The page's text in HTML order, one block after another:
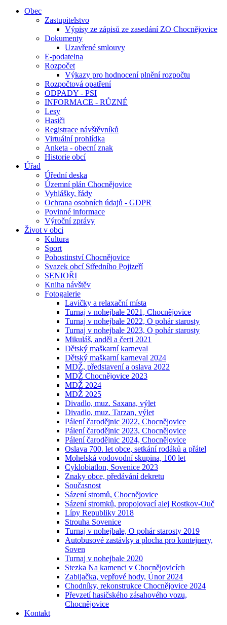
Obec
Zastupitelstvo
Výpisy ze zápisů ze zasedání ZO Chocnějovice
Dokumenty
Uzavřené smlouvy
E-podatelna
Rozpočet
Výkazy pro hodnocení plnění rozpočtu
Rozpočtová opatření
ODPADY - PSI
INFORMACE - RŮZNÉ
Lesy
Hasiči
Registrace návštěvníků
Virtuální prohlídka
Anketa - obecní znak
Historie obcí
Úřad
Úřední deska
Územní plán Chocnějovice
Vyhlášky, řády
Ochrana osobních údajů - GDPR
Povinné informace
Výroční zprávy
Život v obci
Kultura
Sport
Pohostinství Chocnějovice
Svazek obcí Středního Pojizeří
SENIOŘI
Kniha návštěv
Fotogalerie
Lavičky a relaxační místa
Turnaj v nohejbale 2021, Chocnějovice
Turnaj v nohejbale 2022, O pohár starosty
Turnaj v nohejbale 2023, O pohár starosty
Mikuláš, anděl a čerti 2021
Dětský maškarní karneval
Dětský maškarní karneval 2024
MDŽ, představení a oslava 2022
MDŽ Chocnějovice 2023
MDŽ 2024
MDŽ 2025
Divadlo, muz. Saxana, výlet
Divadlo, muz. Tarzan, výlet
Pálení čarodějnic 2022, Chocnějovice
Pálení čarodějnic 2023, Chocnějovice
Pálení čarodějnic 2024, Chocnějovice
Oslava 700. let obce, setkání rodáků a přátel
Mohelská vodovodní skupina, 100 let
Cyklobiatlon, Sovenice 2023
Znaky obce, předávání dekretu
Současnost
Sázení stromů, Chocnějovice
Sázení stromků, propojovací alej Rostkov-Ouč
Lípy Republiky 2018
Strouha Sovenice
Turnaj v nohejbale, O pohár starosty 2019
Autobusové zastávky a plocha pro kontejnery,
Soven
Turnaj v nohejbale 2020
Stezka Na kamenci v Chocnějovicích
Zabijačka, vepřové hody, Únor 2024
Chodníky, rekonstrukce Chocnějovice 2024
Převzetí hasičského zásahového vozu,
Chocnějovice
Kontakt